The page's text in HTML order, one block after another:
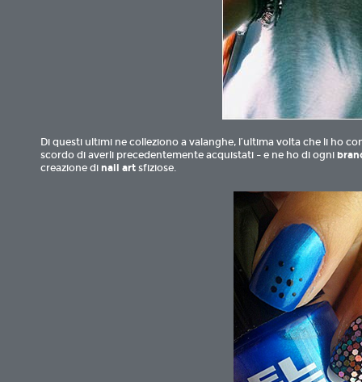
Di questi ultimi ne colleziono a valanghe, l’ultima volta che li ho
scordo di averli precedentemente acquistati – e ne ho di ogni
creazione di nail art sfiziose.